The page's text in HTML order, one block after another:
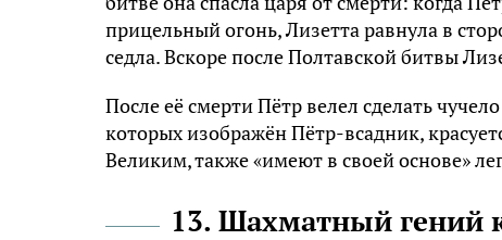
прицельный огонь, Лизетта равнула в
седла. Вскоре после Полтавской битвы
После её смерти Пётр велел сделать
которых изображён Пётр-всадник,
Великим, также «имеют в своей основе»
13. Шахматный гений